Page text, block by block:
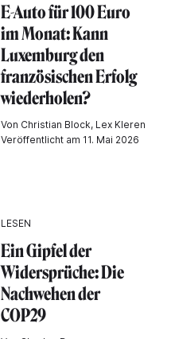
E-Auto für 100 Euro
im Monat: Kann
Luxemburg den
französischen Erfolg
wiederholen?
Von Christian Block, Lex Kleren
Veröffentlicht am 11. Mai 2026
LESEN
Ein Gipfel der
Widersprüche: Die
Nachwehen der
COP29